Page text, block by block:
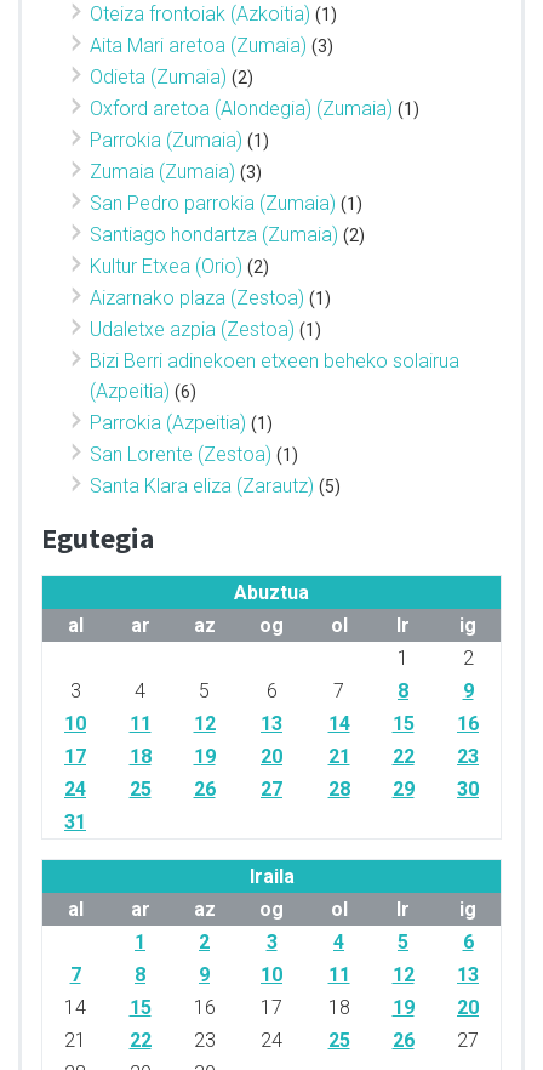
Oteiza frontoiak (Azkoitia) (1)
Aita Mari aretoa (Zumaia) (3)
Odieta (Zumaia) (2)
Oxford aretoa (Alondegia) (Zumaia) (1)
Parrokia (Zumaia) (1)
Zumaia (Zumaia) (3)
San Pedro parrokia (Zumaia) (1)
Santiago hondartza (Zumaia) (2)
Kultur Etxea (Orio) (2)
Aizarnako plaza (Zestoa) (1)
Udaletxe azpia (Zestoa) (1)
Bizi Berri adinekoen etxeen beheko solairua
(Azpeitia) (6)
Parrokia (Azpeitia) (1)
San Lorente (Zestoa) (1)
Santa Klara eliza (Zarautz) (5)
Egutegia
Abuztua
al
ar az og ol lr
ig
1
2
3
4 5 6 7 8
9
10
11 12 13 14 15
16
17
18 19 20 21 22
23
24
25 26 27 28 29
30
31
Iraila
al
ar az og ol lr
ig
1
2 3 4 5
6
7
8 9 10 11 12
13
14
15 16 17 18 19
20
21
22 23 24 25 26
27